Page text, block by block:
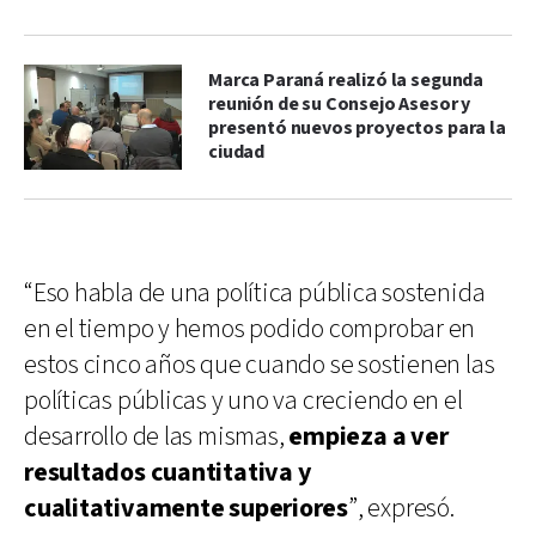
Marca Paraná realizó la segunda
reunión de su Consejo Asesor y
presentó nuevos proyectos para la
ciudad
“Eso habla de una política pública sostenida
en el tiempo y hemos podido comprobar en
estos cinco años que cuando se sostienen las
políticas públicas y uno va creciendo en el
desarrollo de las mismas,empieza a ver
resultados cuantitativa y
cualitativamente superiores”, expresó.